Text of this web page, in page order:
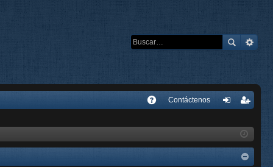
Contáctenos
ist
ra